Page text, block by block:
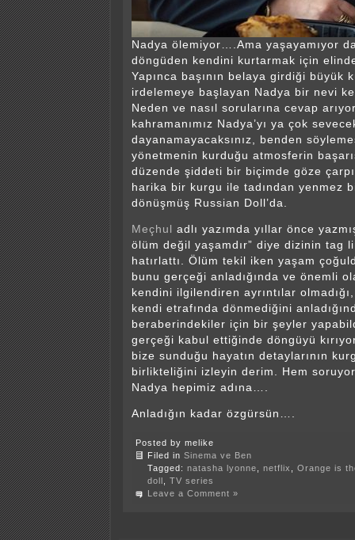
Nadya ölemiyor….Ama yaşayamıyor
döngüden kendini kurtarmak için
Yapınca başının belaya girdiği büyük
irdelemeye başlayan Nadya bir nevi
Neden ve nasıl sorularına cevap
kahramanımız Nadya’yı ya çok
dayanamayacaksınız, benden
yönetmenin kurduğu atmosferin
düzende şiddeti bir biçimde göze
harika bir kurgu ile tadından yenmez
dönüşmüş Russian Doll’da.
Meçhul
adlı yazımda yıllar önce
ölüm değil yaşamdır” diye dizinin tag
hatırlattı. Ölüm tekil iken yaşam
bunu gerçeği anladığında ve önemli
kendini ilgilendiren ayrıntılar
kendi etrafında dönmediğini
beraberindekiler için bir şeyler
gerçeği kabul ettiğinde döngüyü
bize sunduğu hayatın detaylarının
birlikteliğini izleyin derim. Hem
Nadya hepimiz adına….
Anladığın kadar özgürsün….
Posted by melike
Filed in Sinema ve Ben
Tagged: natasha lyonne netflix
Orange is
doll
TV series
Leave a Comment »